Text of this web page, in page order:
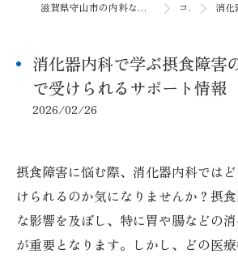
滋賀県守山市の内科ならブルーレイク消化器内科クリニック コラム 消化器内科
消化器内科で学ぶ摂食障害
で受けられるサポート情報
2026/02/26
摂食障害に悩む際、消化器内科では
けられるのか気になりませんか？摂
な影響を及ぼし、特に胃や腸などの
が重要となります。しかし、どの医